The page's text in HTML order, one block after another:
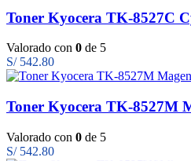
Toner Kyocera TK-8527C
Valorado con 0 de 5
S/542.80
Toner Kyocera TK-8527M
Valorado con 0 de 5
S/542.80